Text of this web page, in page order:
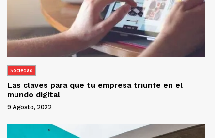
Sociedad
Las claves para que tu empresa triunfe en el
mundo digital
9 Agosto, 2022